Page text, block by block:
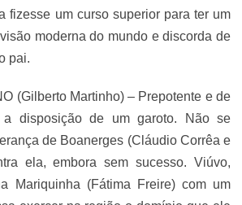
fizesse um curso superior para ter um
moderna do mundo e discorda de
pai.
(Gilberto Martinho) – Prepotente e de
a disposição de um garoto. Não se
de Boanerges (Cláudio Corrêa e
ela, embora sem sucesso. Viúvo,
Mariquinha (Fátima Freire) com um